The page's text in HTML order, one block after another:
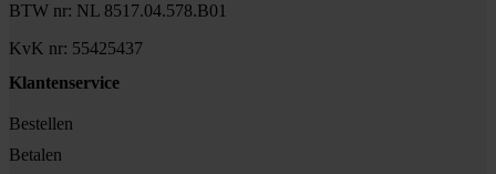
BTW nr: NL 8517.04.578.B01
KvK nr: 55425437
Klantenservice
Bestellen
Betalen